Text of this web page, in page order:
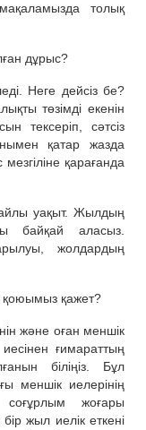
толық
дұрыс?
Неге дейсіз бе?
төзімді екенін
тексеріп, сәтсіз
қатар жазда
қарағанда
уақыт. Жылдың
байқай аласыз.
жолдардың
қоюымыз қажет?
және оған меншік
ғимараттың
біліңіз. Бұл
меншік иелерінің
соғұрлым жоғары
жыл иелік еткені